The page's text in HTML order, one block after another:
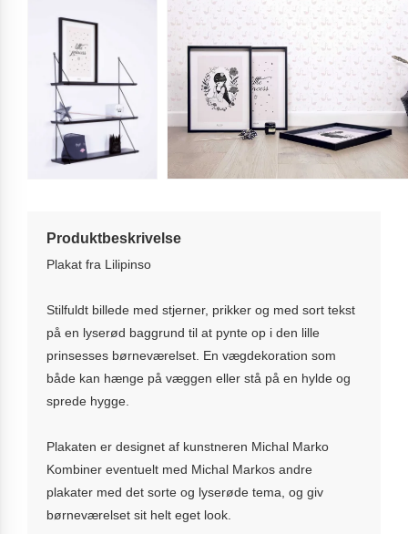
Produktbeskrivelse
Plakat fra Lilipinso
Stilfuldt billede med stjerner, prikker og med sort tekst
på en lyserød baggrund til at pynte op i den lille
prinsesses børneværelset. En vægdekoration som
både kan hænge på væggen eller stå på en hylde og
sprede hygge.
Plakaten er designet af kunstneren Michal Marko
Kombiner eventuelt med Michal Markos andre
plakater med det sorte og lyserøde tema, og giv
børneværelset sit helt eget look.